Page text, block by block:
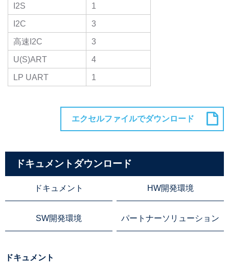
I2S
1
I2C
3
高速I2C
3
U(S)ART
4
LP UART
1
ドキュメントダウンロード
ドキュメント HW開発環境
SW開発環境 パートナーソリューション
ドキュメント